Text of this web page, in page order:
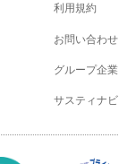
利用規約
お問い合わせ
グループ企業
サスティナ